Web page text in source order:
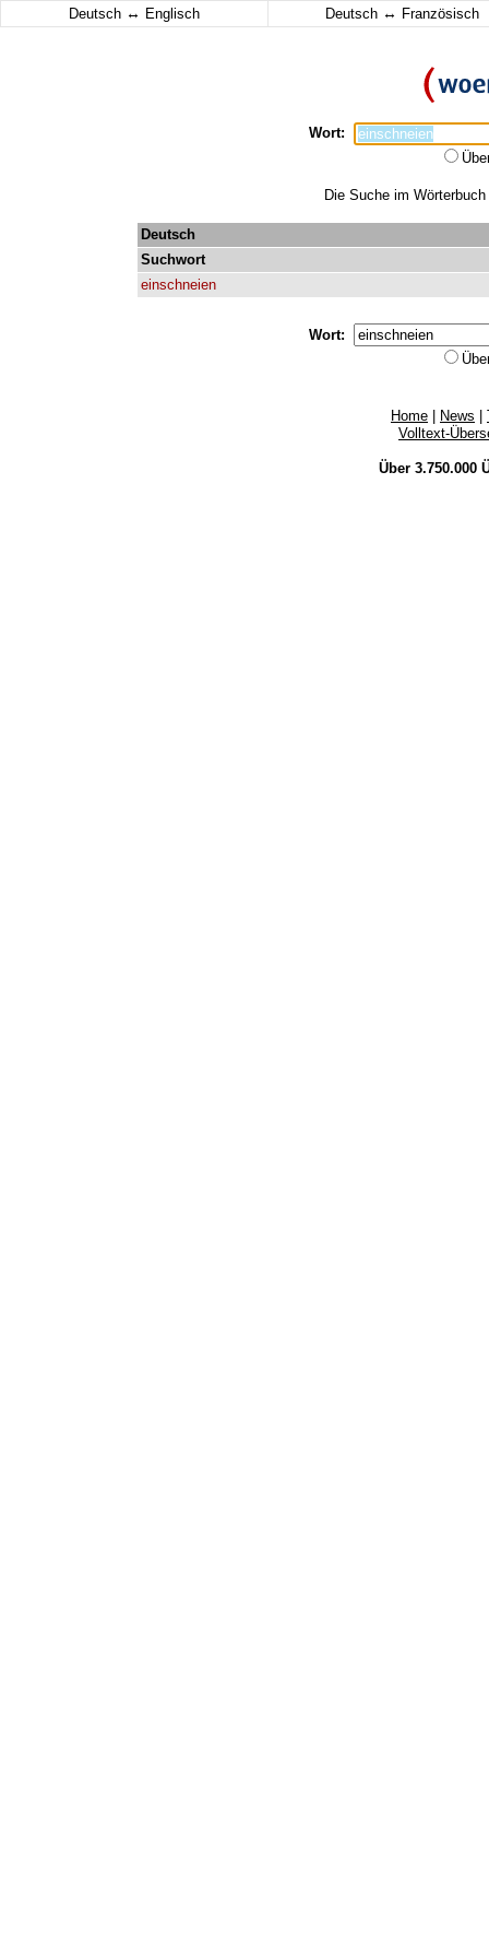
Deutsch ↔ Englisch Deutsch ↔ Französisch
Wort:
Die Suche im
Deutsch
Suchwort
einschneien
Wort:
Home News
Volltext-
Über 3.750.000